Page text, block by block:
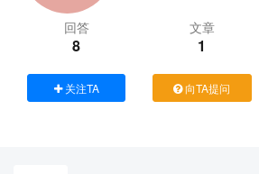
回答
8
文章
1
关注TA 向TA提问